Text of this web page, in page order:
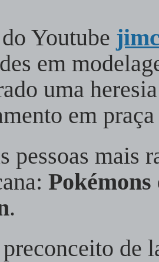
Youtube
em
uma
em
pessoas mais
.
de